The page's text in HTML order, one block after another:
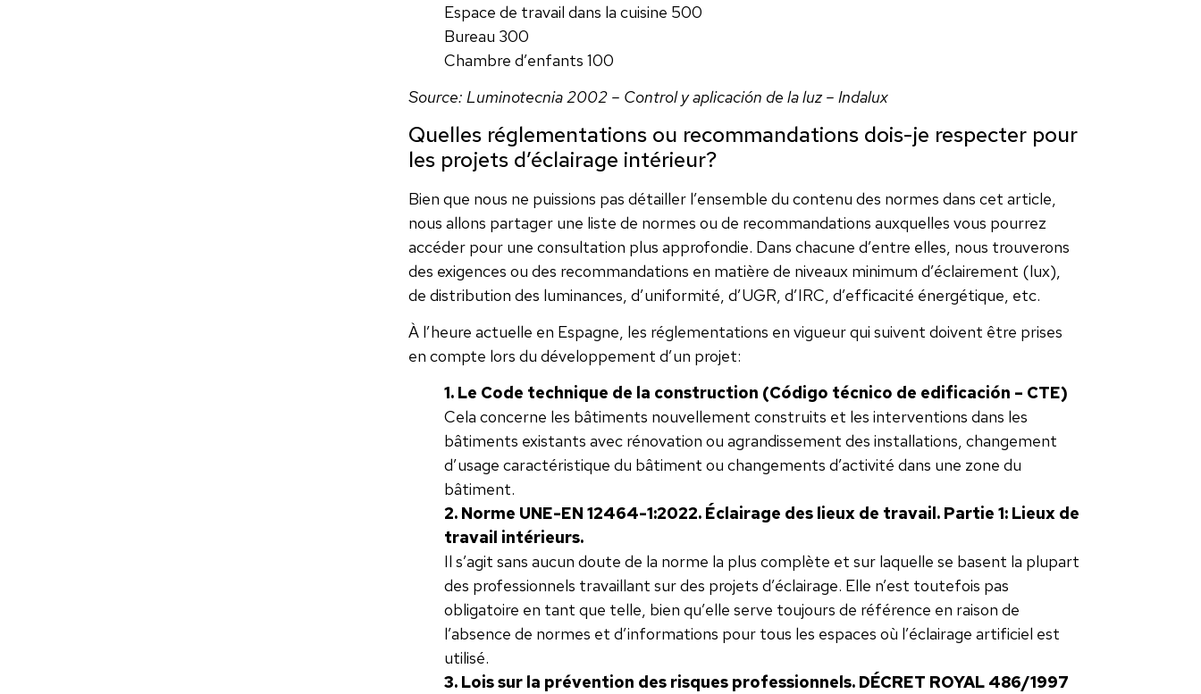
Espace de travail dans la cuisine 500
Bureau 300
Chambre d’enfants 100
Source: Luminotecnia 2002 – Control y aplicación de la luz – Indalux
Quelles réglementations ou recommandations dois-je respecter pour
les projets d’éclairage intérieur?
Bien que nous ne puissions pas détailler l’ensemble du contenu des normes dans cet article,
nous allons partager une liste de normes ou de recommandations auxquelles vous pourrez
accéder pour une consultation plus approfondie. Dans chacune d’entre elles, nous trouverons
des exigences ou des recommandations en matière de niveaux minimum d’éclairement (lux),
de distribution des luminances, d’uniformité, d’UGR, d’IRC, d’efficacité énergétique, etc.
À l’heure actuelle en Espagne, les réglementations en vigueur qui suivent doivent être prises
en compte lors du développement d’un projet:
1. Le Code technique de la construction (Código técnico de edificación – CTE)
Cela concerne les bâtiments nouvellement construits et les interventions dans les
bâtiments existants avec rénovation ou agrandissement des installations, changement
d’usage caractéristique du bâtiment ou changements d’activité dans une zone du
bâtiment.
2. Norme UNE-EN 12464-1:2022. Éclairage des lieux de travail. Partie 1: Lieux de
travail intérieurs.
Il s’agit sans aucun doute de la norme la plus complète et sur laquelle se basent la plupart
des professionnels travaillant sur des projets d’éclairage. Elle n’est toutefois pas
obligatoire en tant que telle, bien qu’elle serve toujours de référence en raison de
l’absence de normes et d’informations pour tous les espaces où l’éclairage artificiel est
utilisé.
3. Lois sur la prévention des risques professionnels. DÉCRET ROYAL 486/1997